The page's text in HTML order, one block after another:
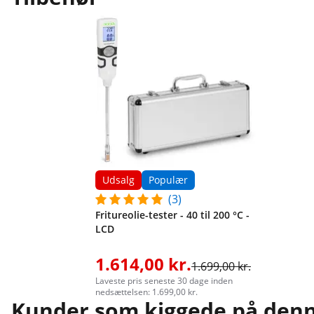
Udsalg Populær
(3)
Fritureolie-tester - 40 til 200 °C -
LCD
1.614,00 kr.1.699,00 kr.
Laveste pris seneste 30 dage inden
nedsættelsen: 1.699,00 kr.